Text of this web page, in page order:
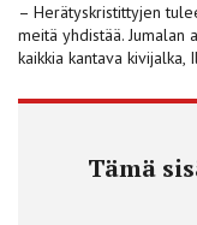
– Herätyskristittyjen
meitä yhdistää. Jumalan
kaikkia kantava kivijalka,
Tämä